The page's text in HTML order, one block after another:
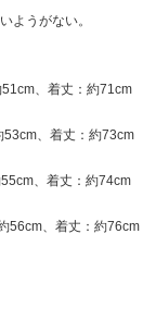
ようがない。
、着丈：約71cm
53cm、着丈：約73cm
、着丈：約74cm
56cm、着丈：約76cm